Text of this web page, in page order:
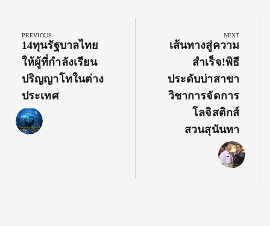
navigation
PREVIOUS
Previous
Post:
14ทุนรัฐบาลไทย
ให้ผู้ที่กำลังเรียน
ปริญญาโทในต่าง
ประเทศ
NEXT
Next
Post:
เส้นทางสู่ความ
สำเร็จ!พิธี
ประดับบ่าสาขา
วิชาการจัดการ
โลจิสติกส์
สวนสุนันทา